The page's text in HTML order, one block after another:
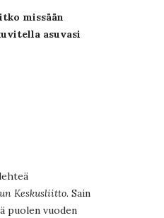
missään
asuvasi
Keskusliitto. Sain
puolen vuoden